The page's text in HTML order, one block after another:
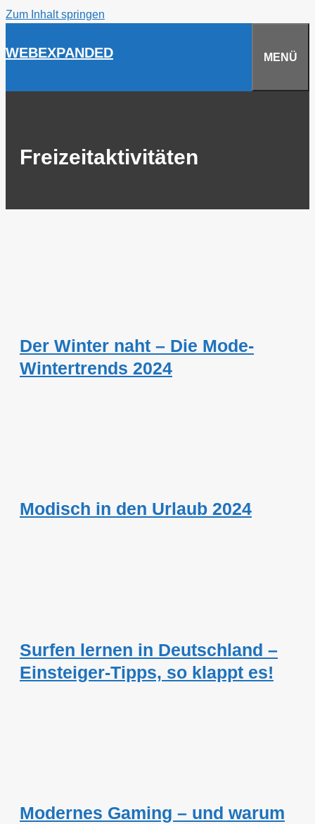
Zum Inhalt springen
WEBEXPANDED MENÜ
Freizeitaktivitäten
Der Winter naht – Die Mode-
Wintertrends 2024
Modisch in den Urlaub 2024
Surfen lernen in Deutschland –
Einsteiger-Tipps, so klappt es!
Modernes Gaming – und warum